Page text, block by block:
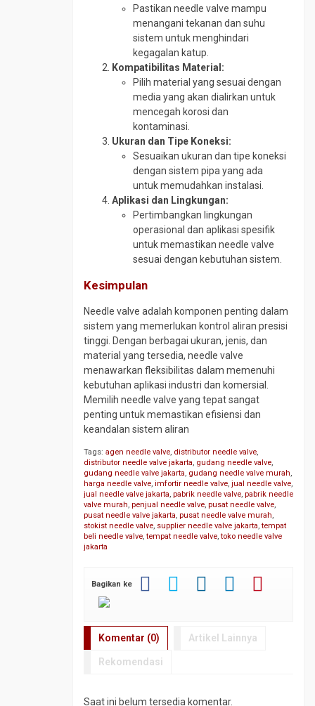
Pastikan needle valve mampu
menangani tekanan dan suhu
sistem untuk menghindari
kegagalan katup.
Kompatibilitas Material:
Pilih material yang sesuai dengan
media yang akan dialirkan untuk
mencegah korosi dan
kontaminasi.
Ukuran dan Tipe Koneksi:
Sesuaikan ukuran dan tipe koneksi
dengan sistem pipa yang ada
untuk memudahkan instalasi.
Aplikasi dan Lingkungan:
Pertimbangkan lingkungan
operasional dan aplikasi spesifik
untuk memastikan needle valve
sesuai dengan kebutuhan sistem.
Kesimpulan
Needle valve adalah komponen penting dalam
sistem yang memerlukan kontrol aliran presisi
tinggi. Dengan berbagai ukuran, jenis, dan
material yang tersedia, needle valve
menawarkan fleksibilitas dalam memenuhi
kebutuhan aplikasi industri dan komersial.
Memilih needle valve yang tepat sangat
penting untuk memastikan efisiensi dan
keandalan sistem aliran
Tags: agen needle valve, distributor needle valve,
distributor needle valve jakarta, gudang needle valve,
gudang needle valve jakarta, gudang needle valve murah,
harga needle valve, imfortir needle valve, jual needle valve,
jual needle valve jakarta, pabrik needle valve, pabrik needle
valve murah, penjual needle valve, pusat needle valve,
pusat needle valve jakarta, pusat needle valve murah,
stokist needle valve, supplier needle valve jakarta,tempat
beli needle valve,tempat needle valve,toko needle valve
jakarta
Bagikan ke
Komentar (0) Artikel Lainnya
Rekomendasi
Saat ini belum tersedia komentar.